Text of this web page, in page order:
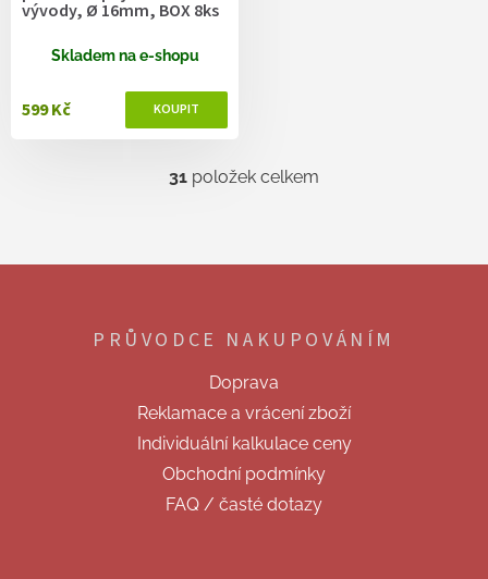
vývody, Ø 16mm, BOX 8ks
Skladem na e-shopu
599 Kč
O
d
í
p
r
v
k
y
v
ý
p
i
31 položek celkem
Z
PRŮVODCE NAKUPOVÁNÍM
Doprava
Reklamace a vrácení zboží
Individuální kalkulace ceny
Obchodní podmínky
FAQ / časté dotazy